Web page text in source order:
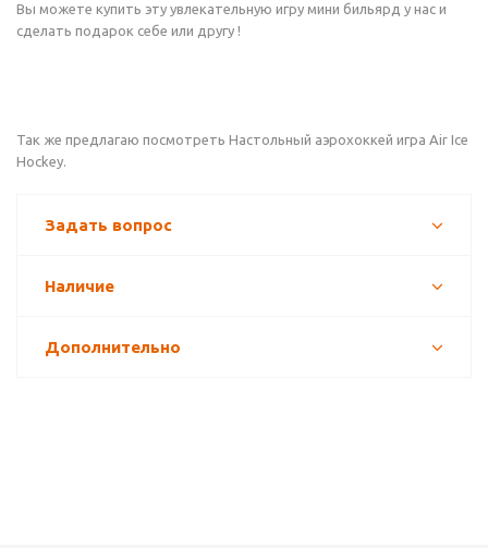
Вы можете купить эту увлекательную игру мини бильярд у нас и
сделать подарок себе или другу !
Так же предлагаю посмотреть Настольный аэрохоккей игра Air Ice
Hockey.
Задать вопрос
Наличие
Дополнительно